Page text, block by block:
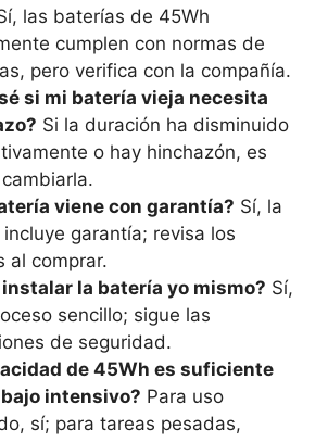
las baterías de 45Wh
cumplen con normas de
pero verifica con la compañía.
si mi batería vieja necesita
Si la duración ha disminuido
o hay hinchazón, es
viene con garantía? Sí, la
incluye garantía; revisa los
al comprar.
instalar la batería yo mismo? Sí,
sencillo; sigue las
de seguridad.
de 45Wh es suficiente
intensivo? Para uso
sí; para tareas pesadas,